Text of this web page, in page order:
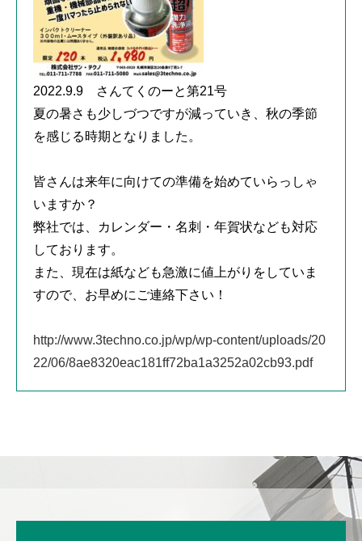
2022.9.9 さんてくのーと第21号
夏の暑さも少しづつですが減っていき、秋の季節
を感じる時期となりました。
皆さんは来年に向けての準備を始めていらっしゃ
いますか？
弊社では、カレンダー・名刺・年賀状なども対応
しております。
また、現在は紙なども急激に値上がりをしていま
すので、お早めにご連絡下さい！
http://www.3techno.co.jp/wp/wp-content/uploads/20
22/06/8ae8320eac181ff72ba1a3252a02cb93.pdf